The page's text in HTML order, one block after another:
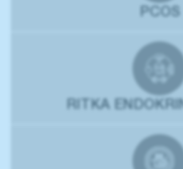
PCOS
RITKA